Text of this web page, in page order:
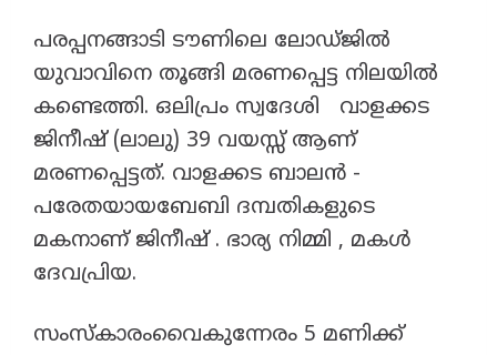
പരപ്പനങ്ങാടി ടൗണിലെ ലോഡ്ജിൽ
യുവാവിനെ തൂങ്ങി മരണപ്പെട്ട നിലയിൽ
കണ്ടെത്തി. ഒലിപ്രം സ്വദേശി വാളക്കട
ജിനീഷ് (ലാലു) 39 വയസ്സ് ആണ്
മരണപ്പെട്ടത്. വാളക്കട ബാലൻ -
പരേതയായബേബി ദമ്പതികളുടെ
മകനാണ് ജിനീഷ് . ഭാര്യ നിമ്മി , മകൾ
ദേവപ്രിയ.
സംസ്കാരംവൈകുന്നേരം 5 മണിക്ക്